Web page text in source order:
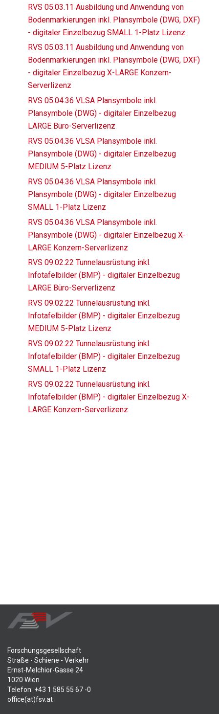
RVS 05.03.11 Ausbildung und Anwendung von
Bodenmarkierungen inkl. Plansymbole (DWG, DXF)
- digitaler Einzelbezug SMALL 1-Platz Lizenz
RVS 05.03.11 Ausbildung und Anwendung von
Bodenmarkierungen inkl. Plansymbole (DWG, DXF)
- digitaler Einzelbezug X-LARGE Konzern-
Serverlizenz
RVS 05.04.36 VLSA Plansymbole inkl.
Plansymbole (DWG) - digitaler Einzelbezug
LARGE Büro-Serverlizenz
RVS 05.04.36 VLSA Plansymbole inkl.
Plansymbole (DWG) - digitaler Einzelbezug
MEDIUM 5-Platz Lizenz
RVS 05.04.36 VLSA Plansymbole inkl.
Plansymbole (DWG) - digitaler Einzelbezug
SMALL 1-Platz Lizenz
RVS 05.04.36 VLSA Plansymbole inkl.
Plansymbole (DWG) - digitaler Einzelbezug X-
LARGE Konzern-Serverlizenz
RVS 09.02.22 Tunnelausrüstung inkl.
Infotafelbilder (BMP) - digitaler Einzelbezug
LARGE Büro-Serverlizenz
RVS 09.02.22 Tunnelausrüstung inkl.
Infotafelbilder (BMP) - digitaler Einzelbezug
MEDIUM 5-Platz Lizenz
RVS 09.02.22 Tunnelausrüstung inkl.
Infotafelbilder (BMP) - digitaler Einzelbezug
SMALL 1-Platz Lizenz
RVS 09.02.22 Tunnelausrüstung inkl.
Infotafelbilder (BMP) - digitaler Einzelbezug X-
LARGE Konzern-Serverlizenz
Forschungsgesellschaft
Straße - Schiene - Verkehr
Ernst-Melchior-Gasse 24
1020 Wien
Telefon: +43 1 585 55 67 -0
office(at)fsv.at